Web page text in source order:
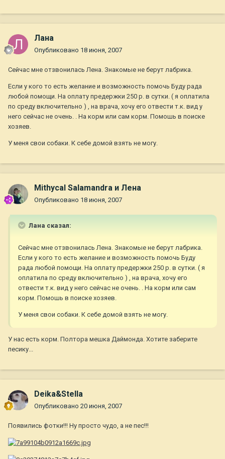
Лана
Опубликовано 18 июня, 2007
Сейчас мне отзвонилась Лена. Знакомые не берут лабрика.
Если у кого то есть желание и возможность помочь Буду рада
любой помощи. На оплату предержки 250 р. в сутки. ( я оплатила
по среду включительно ) , на врача, хочу его отвести т.к. вид у
него сейчас не очень. . На корм или сам корм. Помошь в поиске
хозяев.
У меня свои собаки. К себе домой взять не могу.
Mithycal Salamandra и Лена
Опубликовано 18 июня, 2007
Лана сказал:
Сейчас мне отзвонилась Лена. Знакомые не берут лабрика.
Если у кого то есть желание и возможность помочь Буду
рада любой помощи. На оплату предержки 250 р. в сутки. ( я
оплатила по среду включительно ) , на врача, хочу его
отвести т.к. вид у него сейчас не очень. . На корм или сам
корм. Помошь в поиске хозяев.
У меня свои собаки. К себе домой взять не могу.
У нас есть корм. Полтора мешка Даймонда. Хотите заберите
песику...
Deika&Stella
Опубликовано 20 июня, 2007
Появились фотки!!! Ну просто чудо, а не пес!!!